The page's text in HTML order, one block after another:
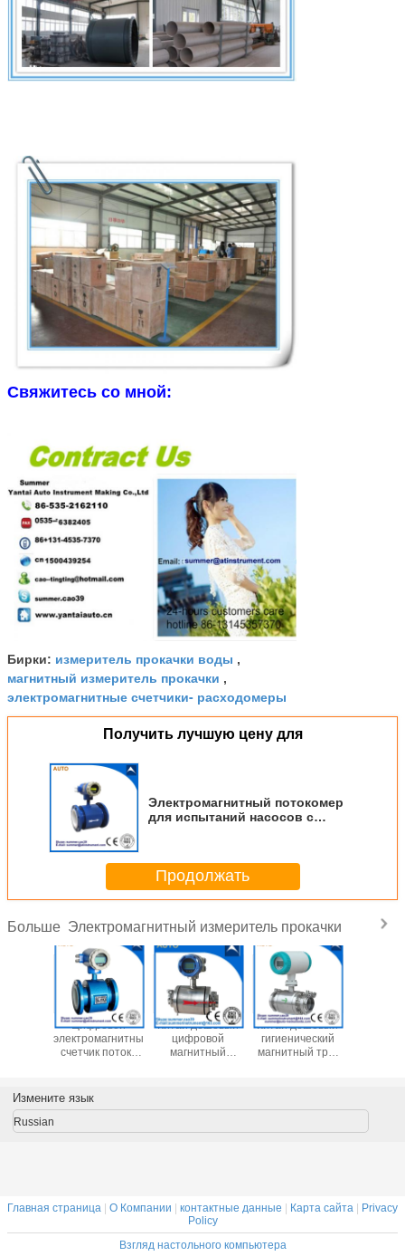
Свяжитесь со мной:
Бирки: измеритель прокачки воды ,
магнитный измеритель прокачки ,
электромагнитные счетчики- расходомеры
Получить лучшую цену для
Электромагнитный потокомер
для испытаний насосов с
Продолжать
Больше Электромагнитный измеритель прокачки
с
Цифровой
электромагнитный
счетчик потока
счетчик потока
Китай дешевый
цифровой
магнитный
Китай дешевый
гигиенический
магнитный три-
Измените язык
Russian
Главная страница | О Компании | контактные данные | Карта сайта | Privacy
Policy
Взгляд настольного компьютера